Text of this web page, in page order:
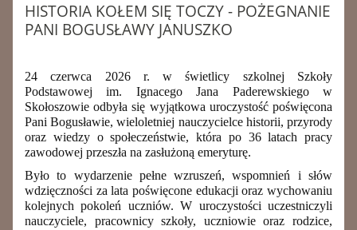
HISTORIA KOŁEM SIĘ TOCZY - POŻEGNANIE
PANI BOGUSŁAWY JANUSZKO
24 czerwca 2026 r. w świetlicy szkolnej Szkoły
Podstawowej im. Ignacego Jana Paderewskiego w
Skołoszowie odbyła się wyjątkowa uroczystość poświęcona
Pani Bogusławie, wieloletniej nauczycielce historii, przyrody
oraz wiedzy o społeczeństwie, która po 36 latach pracy
zawodowej przeszła na zasłużoną emeryturę.
Było to wydarzenie pełne wzruszeń, wspomnień i słów
wdzięczności za lata poświęcone edukacji oraz wychowaniu
kolejnych pokoleń uczniów. W uroczystości uczestniczyli
nauczyciele, pracownicy szkoły, uczniowie oraz rodzice,